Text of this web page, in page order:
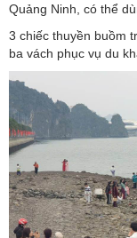
Quảng Ninh, có thể
3 chiếc thuyền buồm
ba vách phục vụ du